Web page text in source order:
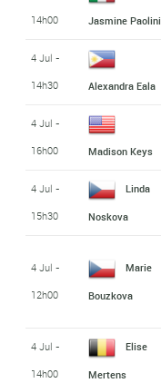
14h00
Jasmine Paolini
4 Jul -
14h30
Alexandra Eala
4 Jul -
16h00
Madison Keys
4 Jul -
15h30
Linda
Noskova
4 Jul -
12h00
Marie
Bouzkova
4 Jul -
14h00
Elise
Mertens